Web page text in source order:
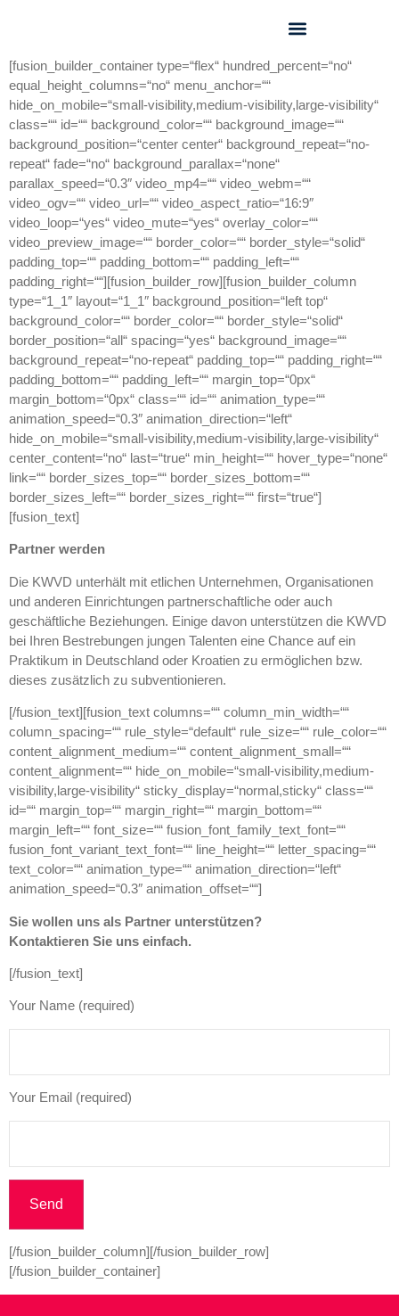
[fusion_builder_container type=“flex“ hundred_percent=“no“
equal_height_columns=“no“ menu_anchor=““
hide_on_mobile=“small-visibility,medium-visibility,large-visibility“
class=““ id=““ background_color=““ background_image=““
background_position=“center center“ background_repeat=“no-
repeat“ fade=“no“ background_parallax=“none“
parallax_speed=“0.3″ video_mp4=““ video_webm=““
video_ogv=““ video_url=““ video_aspect_ratio=“16:9″
video_loop=“yes“ video_mute=“yes“ overlay_color=““
video_preview_image=““ border_color=““ border_style=“solid“
padding_top=““ padding_bottom=““ padding_left=““
padding_right=““][fusion_builder_row][fusion_builder_column
type=“1_1″ layout=“1_1″ background_position=“left top“
background_color=““ border_color=““ border_style=“solid“
border_position=“all“ spacing=“yes“ background_image=““
background_repeat=“no-repeat“ padding_top=““ padding_right=““
padding_bottom=““ padding_left=““ margin_top=“0px“
margin_bottom=“0px“ class=““ id=““ animation_type=““
animation_speed=“0.3″ animation_direction=“left“
hide_on_mobile=“small-visibility,medium-visibility,large-visibility“
center_content=“no“ last=“true“ min_height=““ hover_type=“none“
link=““ border_sizes_top=““ border_sizes_bottom=““
border_sizes_left=““ border_sizes_right=““ first=“true“]
[fusion_text]
Partner werden
Die KWVD unterhält mit etlichen Unternehmen, Organisationen
und anderen Einrichtungen partnerschaftliche oder auch
geschäftliche Beziehungen. Einige davon unterstützen die KWVD
bei Ihren Bestrebungen jungen Talenten eine Chance auf ein
Praktikum in Deutschland oder Kroatien zu ermöglichen bzw.
dieses zusätzlich zu subventionieren.
[/fusion_text][fusion_text columns=““ column_min_width=““
column_spacing=““ rule_style=“default“ rule_size=““ rule_color=““
content_alignment_medium=““ content_alignment_small=““
content_alignment=““ hide_on_mobile=“small-visibility,medium-
visibility,large-visibility“ sticky_display=“normal,sticky“ class=““
id=““ margin_top=““ margin_right=““ margin_bottom=““
margin_left=““ font_size=““ fusion_font_family_text_font=““
fusion_font_variant_text_font=““ line_height=““ letter_spacing=““
text_color=““ animation_type=““ animation_direction=“left“
animation_speed=“0.3″ animation_offset=““]
Sie wollen uns als Partner unterstützen?
Kontaktieren Sie uns einfach.
[/fusion_text]
Your Name (required)
Your Email (required)
[/fusion_builder_column][/fusion_builder_row]
[/fusion_builder_container]